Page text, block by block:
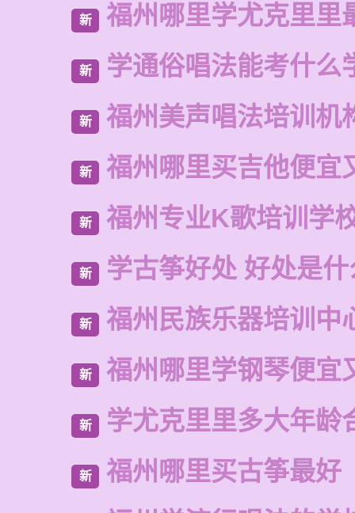
新 福州哪里学尤克里里
新 学通俗唱法能考什么
新 福州美声唱法培训机
新 福州哪里买吉他便宜
新 福州专业K歌培训学
新 学古筝好处 好处是什
新 福州民族乐器培训中
新 福州哪里学钢琴便宜
新 学尤克里里多大年龄
新
福州哪里买古筝最好